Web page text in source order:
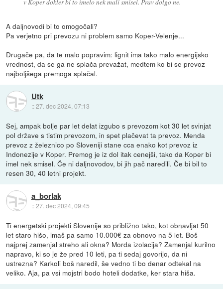
v Koper dokler bi to imelo nek mali smisel. Prav dolgo ne.
A daljnovodi bi to omogočali?
Pa verjetno pri prevozu ni problem samo Koper-Velenje...
Drugače pa, da te malo popravim: lignit ima tako malo energijsko
vrednost, da se ga ne splača prevažat, medtem ko bi se prevoz
najboljšega premoga splačal.
Utk
::27. dec 2024, 07:13
Sej, ampak bolje par let delat izgubo s prevozom kot 30 let svinjat
pol države s tistim prevozom, in spet plačevat ta prevoz. Menda
prevoz z železnico po Sloveniji stane cca enako kot prevoz iz
Indonezije v Koper. Premog je iz dol itak cenejši, tako da Koper bi
imel nek smisel. Če ni daljnovodov, bi jih pač naredili. Če bi bil to
resen 30, 40 letni projekt.
a_borlak
::27. dec 2024, 09:45
Ti energetski projekti Slovenije so približno tako, kot obnavljat 50
let staro hišo, imaš pa samo 10.000€ za obnovo na 5 let. Boš
najprej zamenjal streho ali okna? Morda izolacija? Zamenjal kurilno
napravo, ki so je že pred 10 leti, pa ti sedaj govorijo, da ni
ustrezna? Karkoli boš naredil, še vedno ti bo denar odtekal na
veliko. Aja, pa vsi mojstri bodo hoteli dodatke, ker stara hiša.